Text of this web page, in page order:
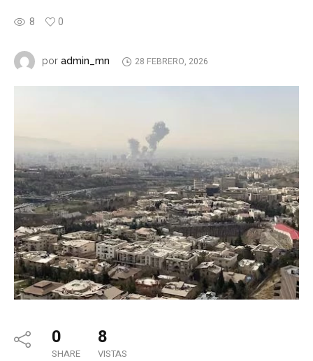
8 0
por admin_mn 28 FEBRERO, 2026
0
SHARE
8
VISTAS